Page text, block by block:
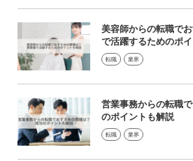
美容師からの転職で
で活躍するためのポ
転職 業界
営業事務からの転職
のポイントも解説
転職 業界